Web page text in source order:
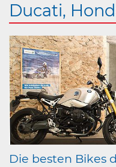
Ducati,
Die besten Bikes